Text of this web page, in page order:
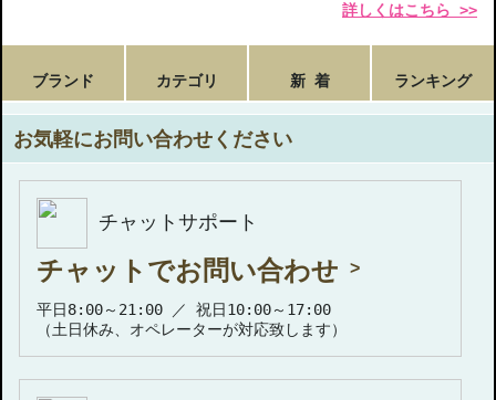
詳しくはこちら >>
ブランド カテゴリ 新 着 ランキング
お気軽にお問い合わせください
チャットサポート
チャットでお問い合わせ
平日8:00～21:00 ／ 祝日10:00～17:00
（土日休み、オペレーターが対応致します）